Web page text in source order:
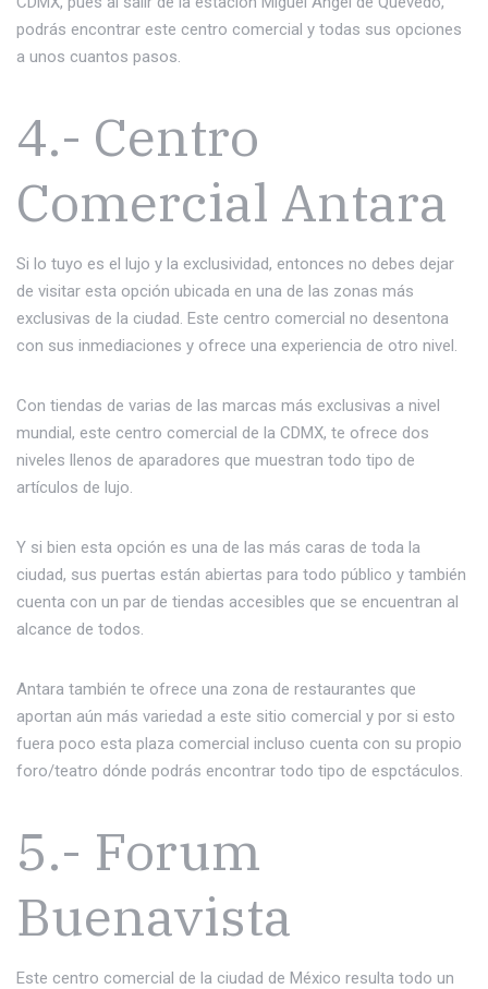
podrás encontrar este centro comercial y todas sus opciones
a unos cuantos pasos.
4.- Centro
Comercial Antara
Si lo tuyo es el lujo y la exclusividad, entonces no debes dejar
de visitar esta opción ubicada en una de las zonas más
exclusivas de la ciudad. Este centro comercial no desentona
con sus inmediaciones y ofrece una experiencia de otro nivel.
Con tiendas de varias de las marcas más exclusivas a nivel
mundial, este centro comercial de la CDMX, te ofrece dos
niveles llenos de aparadores que muestran todo tipo de
artículos de lujo.
Y si bien esta opción es una de las más caras de toda la
ciudad, sus puertas están abiertas para todo público y también
cuenta con un par de tiendas accesibles que se encuentran al
alcance de todos.
Antara también te ofrece una zona de restaurantes que
aportan aún más variedad a este sitio comercial y por si esto
fuera poco esta plaza comercial incluso cuenta con su propio
foro/teatro dónde podrás encontrar todo tipo de espctáculos.
5.- Forum
Buenavista
Este centro comercial de la ciudad de México resulta todo un